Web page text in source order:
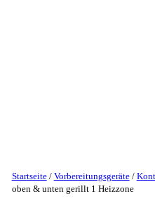
Startseite/ Vorbereitungsgeräte/
oben & unten gerillt 1 Heizzone